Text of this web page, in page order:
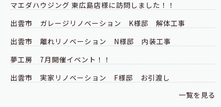
マエダハウジング 東広島店様に訪問しました！！
出雲市 ガレージリノベーション K様邸 解体工事
出雲市 離れリノベーション N様邸 内装工事
夢工房 7月開催イベント！！
出雲市 実家リノベーション F様邸 お引渡し
一覧を見る